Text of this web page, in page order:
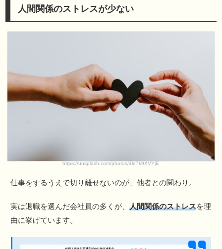
人間関係のストレスが少ない
https://unsplash.com/photos/4le7k9XVYjE
仕事をするうえで切り離せないのが、他者との関わり。
実は退職を選んだ会社員の多くが、人間関係のストレスを理
由に挙げています。